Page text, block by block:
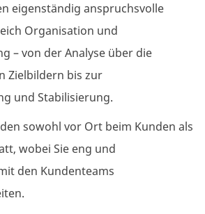
eigenständig anspruchsvolle
Organisation und
– von der Analyse über die
Zielbildern bis zur
und Stabilisierung.
sowohl vor Ort beim Kunden als
wobei Sie eng und
den Kundenteams